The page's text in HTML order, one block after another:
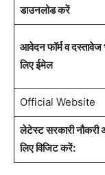
डाउनलोड करें
आवेदन फॉर्म व
लिए ईमेल
Official Website
लेटेस्ट सरकारी
लिए विजिट करें: